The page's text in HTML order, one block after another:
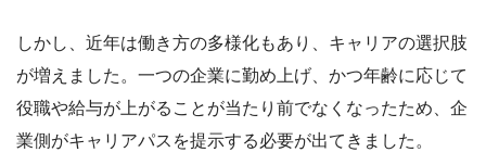
しかし、近年は働き方の多様化もあり、キャリアの選択肢
が増えました。一つの企業に勤め上げ、かつ年齢に応じて
役職や給与が上がることが当たり前でなくなったため、企
業側がキャリアパスを提示する必要が出てきました。